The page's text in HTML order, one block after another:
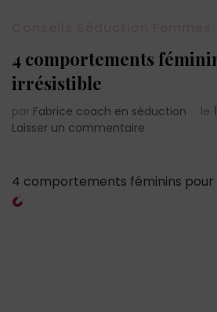
4 comportements
irrésistible
par Fabrice coach en séduction le
Laisser un commentaire
féminins
4 comportements féminins